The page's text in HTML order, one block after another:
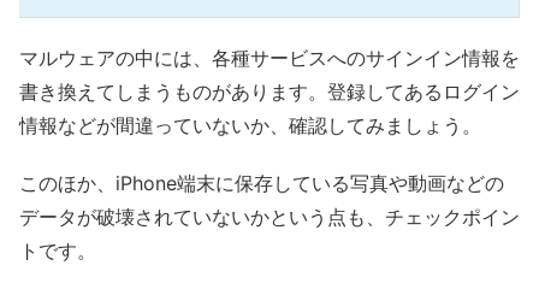
マルウェアの中には、各種サービスへのサインイン情報を
書き換えてしまうものがあります。登録してあるログイン
情報などが間違っていないか、確認してみましょう。
このほか、iPhone端末に保存している写真や動画などの
データが破壊されていないかという点も、チェックポイン
トです。